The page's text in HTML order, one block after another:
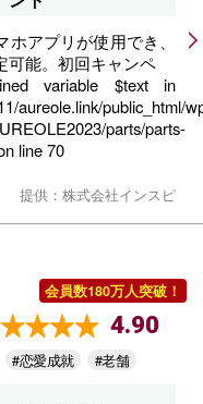
アプリが使用でき、
可能。初回キャンペ
variable $text in
aureole.link/public_html/
parts/parts-
line70
提供：株式会社インスピ
会員数180万人突破！
4.90
#恋愛成就 #老舗